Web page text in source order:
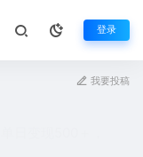
登录
我要投稿